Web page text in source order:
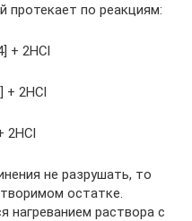
протекает по реакциям:
+ 2HCl
+ 2HCl
2HCl
не разрушать, то
остатке.
нагреванием раствора с